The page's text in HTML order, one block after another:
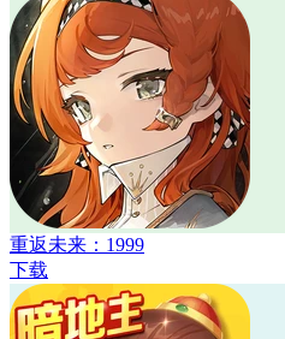
重返未来：1999
下载